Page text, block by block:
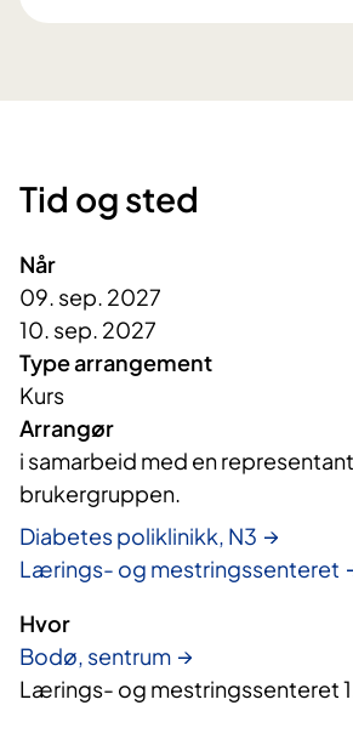
Tid og sted
Når
09. sep. 2027
10. sep. 2027
Type arrangement
Kurs
Arrangør
i samarbeid med en
brukergruppen.
Diabetes poliklinikk, N3
Lærings- og mestringssenteret
Hvor
Bodø, sentrum
Lærings- og mestringssenteret